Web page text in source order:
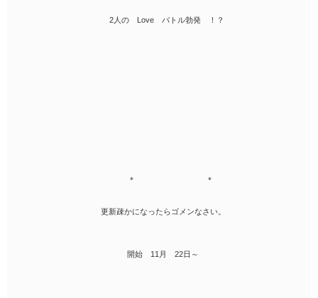
2人の Love バトル勃発 ！？
＊ ＊
更新疎かになったらゴメンなさい。
開始 11月 22日～